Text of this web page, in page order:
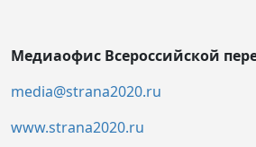
Медиаофис Всероссийской
media@strana2020.ru
www.strana2020.ru